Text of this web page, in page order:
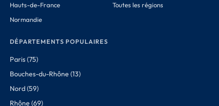
Hauts-de-France
Normandie
Toutes les régions
DÉPARTEMENTS POPULAIRES
Paris (75)
Bouches-du-Rhône (13)
Nord (59)
Rhône (69)